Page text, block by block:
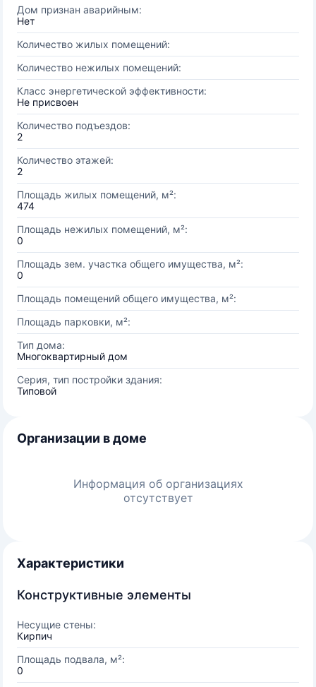
Дом признан аварийным:
Нет
Количество жилых помещений:
Количество нежилых помещений:
Класс энергетической эффективности:
Не присвоен
Количество подъездов:
2
Количество этажей:
2
Площадь жилых помещений, м²:
474
Площадь нежилых помещений, м²:
0
Площадь зем. участка общего имущества, м²:
0
Площадь помещений общего имущества, м²:
Площадь парковки, м²:
Тип дома:
Многоквартирный дом
Серия, тип постройки здания:
Типовой
Организации в доме
Информация об организациях
отсутствует
Характеристики
Конструктивные элементы
Несущие стены:
Кирпич
Площадь подвала, м²:
0